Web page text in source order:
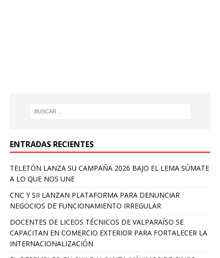
ENTRADAS RECIENTES
TELETÓN LANZA SU CAMPAÑA 2026 BAJO EL LEMA SÚMATE
A LO QUE NOS UNE
CNC Y SII LANZAN PLATAFORMA PARA DENUNCIAR
NEGOCIOS DE FUNCIONAMIENTO IRREGULAR
DOCENTES DE LICEOS TÉCNICOS DE VALPARAÍSO SE
CAPACITAN EN COMERCIO EXTERIOR PARA FORTALECER LA
INTERNACIONALIZACIÓN